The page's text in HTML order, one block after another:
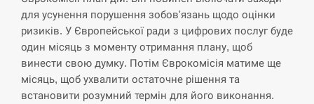
12:40
Латвія готова направити до 20 військових для
розблокування Ормузької протоки
СЕРПЕНЬ
Силы обороны поразили российскую
переправу, склады и другие важные объекты…
для усунення порушення зобов'язань щодо оцінки
ризиків. У Європейської ради з цифрових послуг буде
один місяць з моменту отримання плану, щоб
винести свою думку. Потім Єврокомісія матиме ще
місяць, щоб ухвалити остаточне рішення та
встановити розумний термін для його виконання.